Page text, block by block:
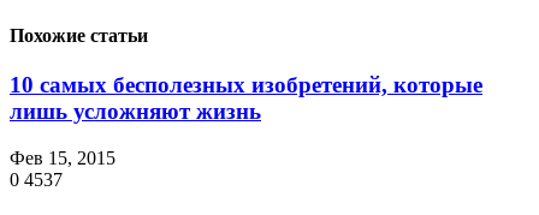
Похожие статьи
10 самых бесполезных изобретений, которые
лишь усложняют жизнь
Фев 15, 2015
0 4537